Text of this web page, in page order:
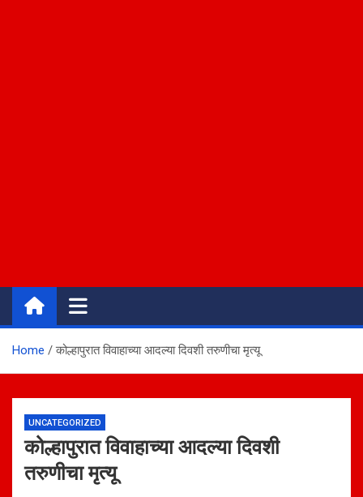
Home कोल्हापुरात विवाहाच्या आदल्या दिवशी तरुणीचा मृत्यू
UNCATEGORIZED
कोल्हापुरात विवाहाच्या आदल्या दिवशी
तरुणीचा मृत्यू